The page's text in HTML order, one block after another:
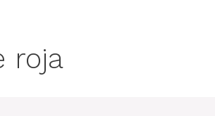
roja